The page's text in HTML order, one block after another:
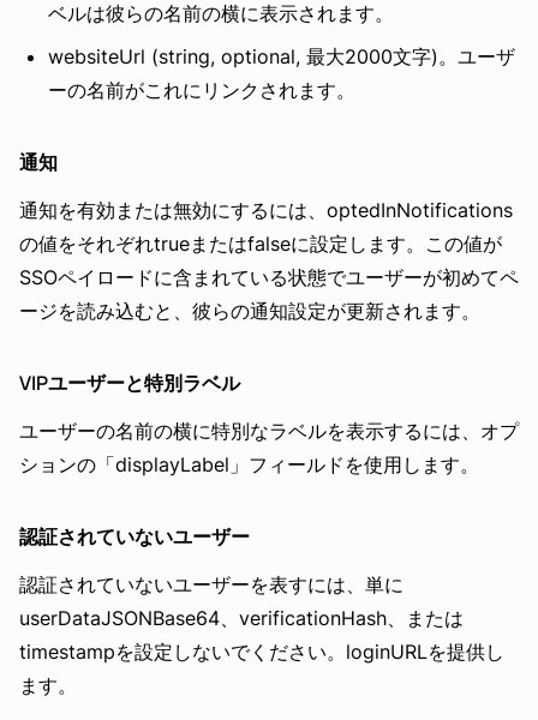
ベルは彼らの名前の横に表示されます。
websiteUrl (string, optional, 最大2000文字)。ユーザ
ーの名前がこれにリンクされます。
通知
通知を有効または無効にするには、optedInNotifications
の値をそれぞれtrueまたはfalseに設定します。この値が
SSOペイロードに含まれている状態でユーザーが初めてペ
ージを読み込むと、彼らの通知設定が更新されます。
VIPユーザーと特別ラベル
ユーザーの名前の横に特別なラベルを表示するには、オプ
ションの「displayLabel」フィールドを使用します。
認証されていないユーザー
認証されていないユーザーを表すには、単に
userDataJSONBase64、verificationHash、または
timestampを設定しないでください。loginURLを提供し
ます。